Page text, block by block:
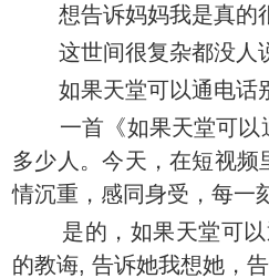
想告诉妈妈我是真的
这世间很复杂都没人
如果天堂可以通电话
一首《如果天堂可以
多少人。今天，在短视
情沉重，感同身受，每一
是的，如果天堂可
的教诲, 告诉她我想她，